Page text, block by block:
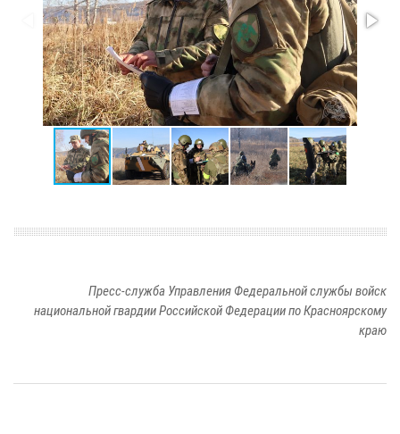
Пресс-служба Управления Федеральной службы войск
национальной гвардии Российской Федерации по Красноярскому
краю